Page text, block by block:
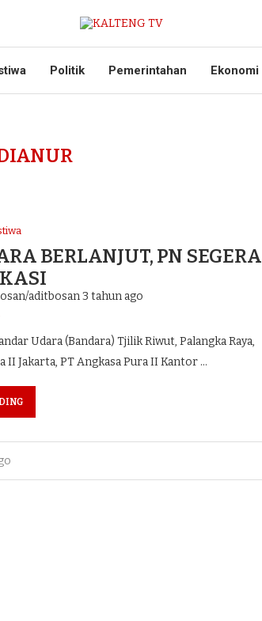
Politik Pemerintahan Ekonomi
BERLANJUT, PN SEGERA
aditbosan3 tahun ago
Udara (Bandara) Tjilik Riwut, Palangka Raya,
Jakarta, PT Angkasa Pura II Kantor …